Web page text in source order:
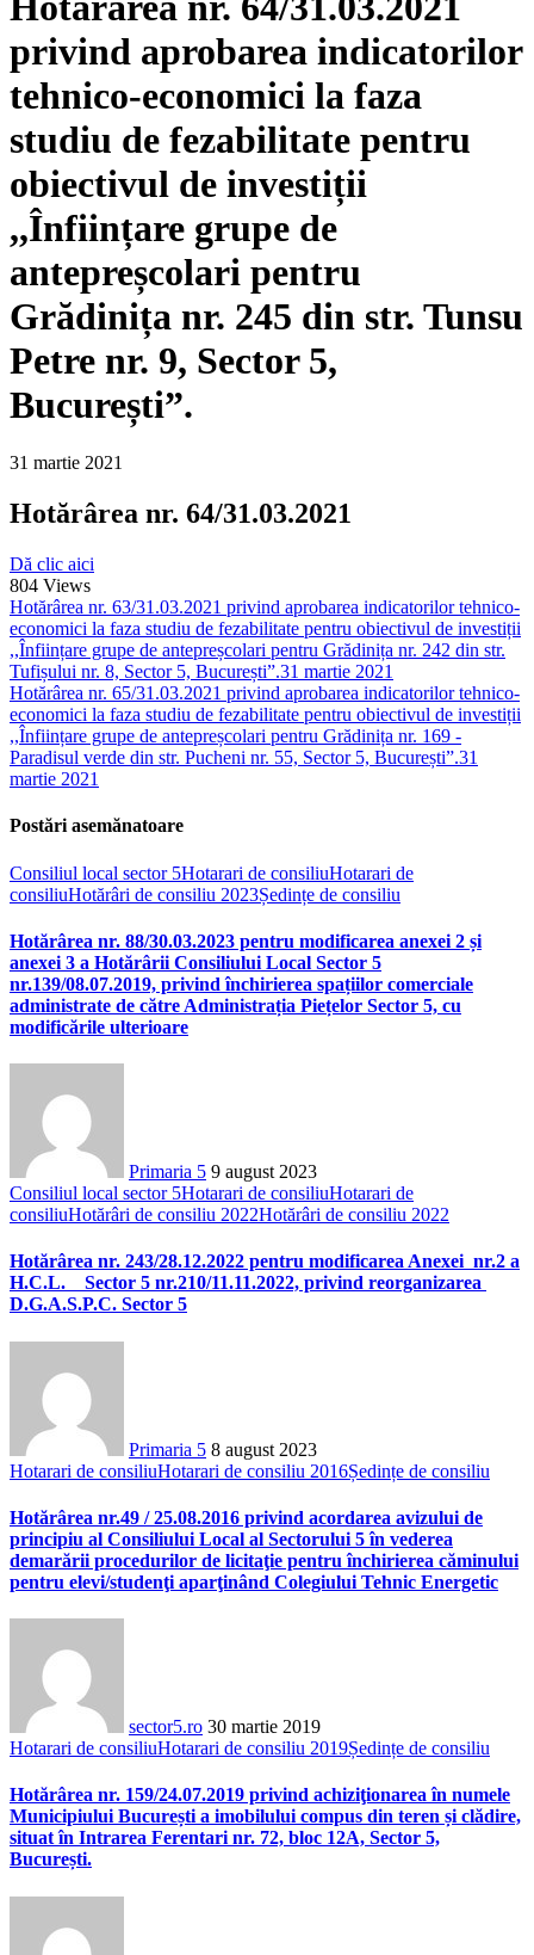
privind aprobarea indicatorilor
tehnico-economici la faza
studiu de fezabilitate pentru
obiectivul de investiții
,,Înființare grupe de
antepreșcolari pentru
Grădinița nr. 245 din str. Tunsu
Petre nr. 9, Sector 5,
București”.
31 martie 2021
Hotărârea nr. 64/31.03.2021
Dă clic aici
804 Views
Hotărârea nr. 63/31.03.2021 privind aprobarea indicatorilor tehnico-
economici la faza studiu de fezabilitate pentru obiectivul de investiții
,,Înființare grupe de antepreșcolari pentru Grădinița nr. 242 din str.
Tufișului nr. 8, Sector 5, București”.31 martie 2021
Hotărârea nr. 65/31.03.2021 privind aprobarea indicatorilor tehnico-
economici la faza studiu de fezabilitate pentru obiectivul de investiții
,,Înființare grupe de antepreșcolari pentru Grădinița nr. 169 -
Paradisul verde din str. Pucheni nr. 55, Sector 5, București”.31
martie 2021
Postări asemănatoare
Consiliul local sector 5Hotarari de consiliuHotarari de
consiliuHotărâri de consiliu 2023Ședințe de consiliu
Hotărârea nr. 88/30.03.2023 pentru modificarea anexei 2 și
anexei 3 a Hotărârii Consiliului Local Sector 5
nr.139/08.07.2019, privind închirierea spațiilor comerciale
administrate de către Administrația Piețelor Sector 5, cu
modificările ulterioare
Primaria 5 9 august 2023
Consiliul local sector 5Hotarari de consiliuHotarari de
consiliuHotărâri de consiliu 2022Hotărâri de consiliu 2022
Hotărârea nr. 243/28.12.2022 pentru modificarea Anexei nr.2 a
H.C.L. Sector 5 nr.210/11.11.2022, privind reorganizarea
D.G.A.S.P.C. Sector 5
Primaria 5 8 august 2023
Hotarari de consiliuHotarari de consiliu 2016Ședințe de consiliu
Hotărârea nr.49 / 25.08.2016 privind acordarea avizului de
principiu al Consiliului Local al Sectorului 5 în vederea
demarării procedurilor de licitaţie pentru închirierea căminului
pentru elevi/studenţi aparţinând Colegiului Tehnic Energetic
sector5.ro 30 martie 2019
Hotarari de consiliuHotarari de consiliu 2019Ședințe de consiliu
Hotărârea nr. 159/24.07.2019 privind achiziţionarea în numele
Municipiului București a imobilului compus din teren și clădire,
situat în Intrarea Ferentari nr. 72, bloc 12A, Sector 5,
București.